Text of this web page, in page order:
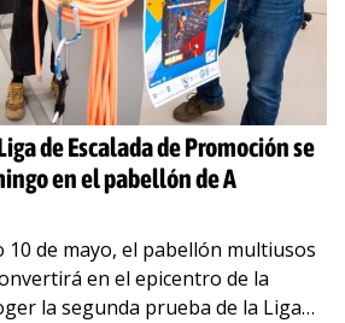
de Escalada de Promoción se
en el pabellón de A
de mayo, el pabellón multiusos
en el epicentro de la
la segunda prueba de la Liga